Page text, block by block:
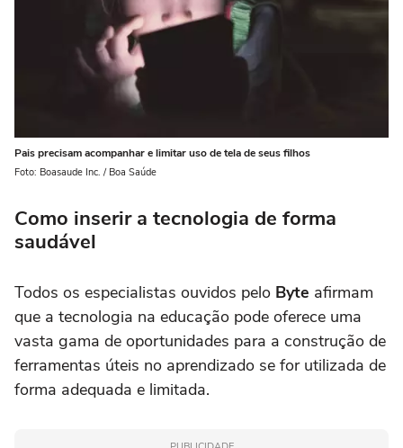
Pais precisam acompanhar e limitar uso de tela de seus filhos
Foto: Boasaude Inc. / Boa Saúde
Como inserir a tecnologia de forma
saudável
Todos os especialistas ouvidos pelo Byte afirmam
que a tecnologia na educação pode oferece uma
vasta gama de oportunidades para a construção de
ferramentas úteis no aprendizado se for utilizada de
forma adequada e limitada.